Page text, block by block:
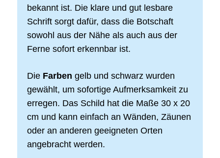
bekannt ist. Die klare und gut lesbare
Schrift sorgt dafür, dass die Botschaft
sowohl aus der Nähe als auch aus der
Ferne sofort erkennbar ist.
Die Farben gelb und schwarz wurden
gewählt, um sofortige Aufmerksamkeit zu
erregen. Das Schild hat die Maße 30 x 20
cm und kann einfach an Wänden, Zäunen
oder an anderen geeigneten Orten
angebracht werden.